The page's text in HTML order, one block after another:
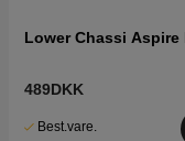
Lower Chassi Aspire
489DKK
Best.vare.